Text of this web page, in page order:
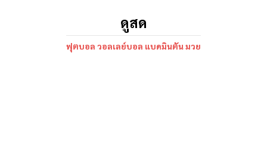
ดูสด
ฟุตบอล วอลเลย์บอล แบดมินตัน มวย